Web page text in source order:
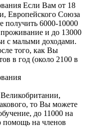
Если Вам от 18
Европейского Союза
получить 6000-10000
и до 13000
с малыми доходами.
того, как Вы
в год (около 2100 в
то Вы можете
до 11000 на
помощь на членов